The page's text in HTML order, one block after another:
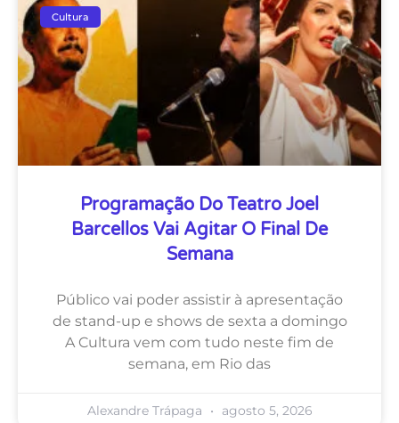
Cultura
Programação Do Teatro Joel
Barcellos Vai Agitar O Final De
Semana
Público vai poder assistir à apresentação
de stand-up e shows de sexta a domingo
A Cultura vem com tudo neste fim de
semana, em Rio das
Alexandre Trápaga agosto 5, 2026